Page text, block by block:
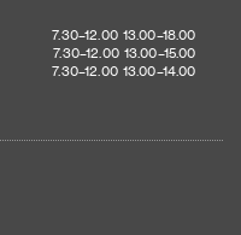
7.30–12.00 13.00–18.00
7.30–12.00 13.00–15.00
7.30–12.00 13.00–14.00